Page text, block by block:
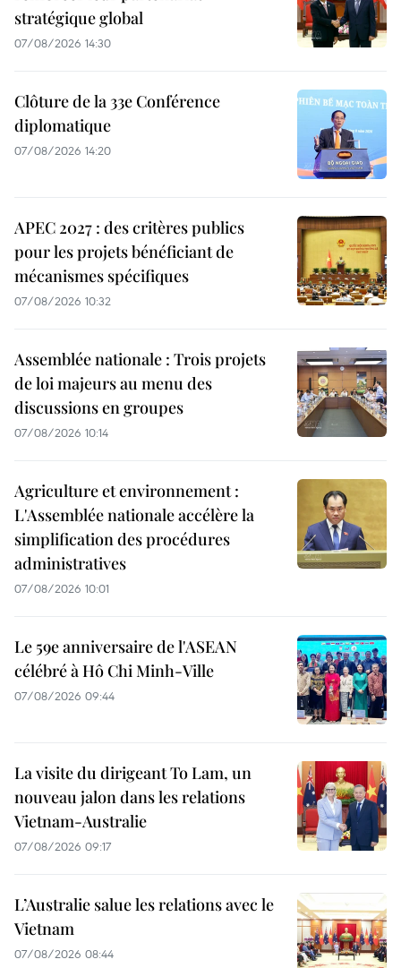
stratégique global
07/08/2026 14:30
Clôture de la 33e Conférence
diplomatique
07/08/2026 14:20
APEC 2027 : des critères publics
pour les projets bénéficiant de
mécanismes spécifiques
07/08/2026 10:32
Assemblée nationale : Trois projets
de loi majeurs au menu des
discussions en groupes
07/08/2026 10:14
Agriculture et environnement :
L'Assemblée nationale accélère la
simplification des procédures
administratives
07/08/2026 10:01
Le 59e anniversaire de l'ASEAN
célébré à Hô Chi Minh-Ville
07/08/2026 09:44
La visite du dirigeant To Lam, un
nouveau jalon dans les relations
Vietnam-Australie
07/08/2026 09:17
L’Australie salue les relations avec le
Vietnam
07/08/2026 08:44